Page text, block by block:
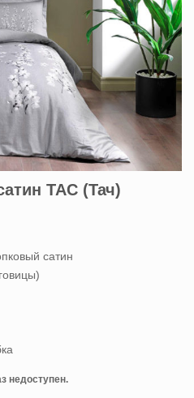
TAC (Тач)
сатин
недоступен.